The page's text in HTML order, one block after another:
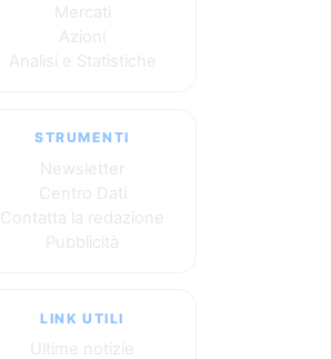
Mercati
Azioni
Analisi e Statistiche
STRUMENTI
Newsletter
Centro Dati
Contatta la redazione
Pubblicità
LINK UTILI
Ultime notizie